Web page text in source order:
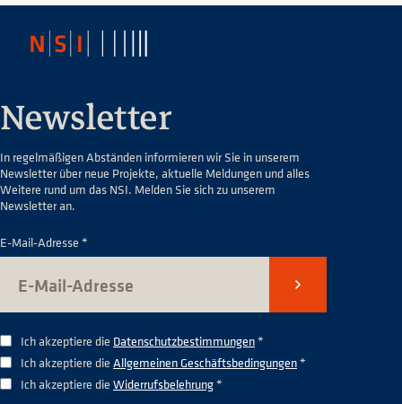
Newsletter
In regelmäßigen Abständen informieren wir Sie in unserem
Newsletter über neue Projekte, aktuelle Meldungen und alles
Weitere rund um das NSI. Melden Sie sich zu unserem
Newsletter an.
E-Mail-Adresse *
Senden
Ich akzeptiere die Datenschutzbestimmungen*
Ich akzeptiere die Allgemeinen Geschäftsbedingungen*
Ich akzeptiere die Widerrufsbelehrung*